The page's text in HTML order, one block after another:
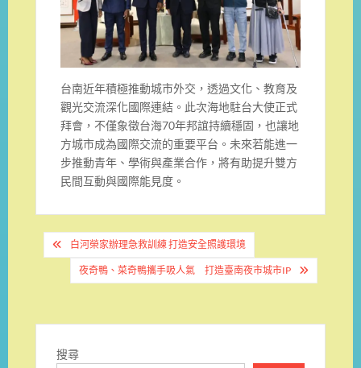
台南近年積極推動城市外交，透過文化、教育及
觀光交流深化國際連結。此次海地駐台大使正式
拜會，不僅象徵台海70年邦誼持續穩固，也讓地
方城市成為國際交流的重要平台。未來若能進一
步推動青年、學術與產業合作，將有助提升雙方
民間互動與國際能見度。
文
章
覽
白河榮家辦理急救訓練 打造安全照護環境
夜奇鴨、菜奇鴨攜手吸人氣 打造臺南夜市城市IP
搜尋